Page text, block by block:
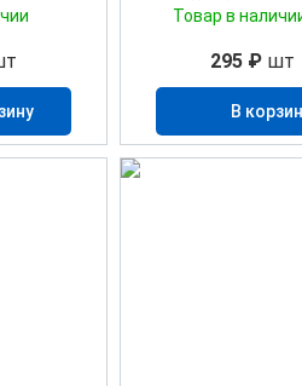
Товар в
295 ₽ шт
В